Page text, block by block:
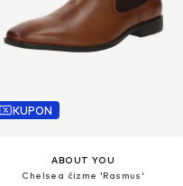
KUPON
ABOUT YOU
Chelsea čizme 'Rasmus'